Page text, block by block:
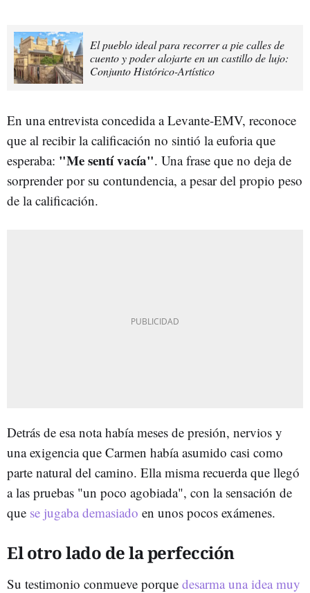
El pueblo ideal para recorrer a pie calles de
cuento y poder alojarte en un castillo de lujo:
Conjunto Histórico-Artístico
En una entrevista concedida a Levante-EMV, reconoce
que al recibir la calificación no sintió la euforia que
esperaba: "Me sentí vacía". Una frase que no deja de
sorprender por su contundencia, a pesar del propio peso
de la calificación.
Detrás de esa nota había meses de presión, nervios y
una exigencia que Carmen había asumido casi como
parte natural del camino. Ella misma recuerda que llegó
a las pruebas "un poco agobiada", con la sensación de
que se jugaba demasiado en unos pocos exámenes.
El otro lado de la perfección
Su testimonio conmueve porque desarma una idea muy